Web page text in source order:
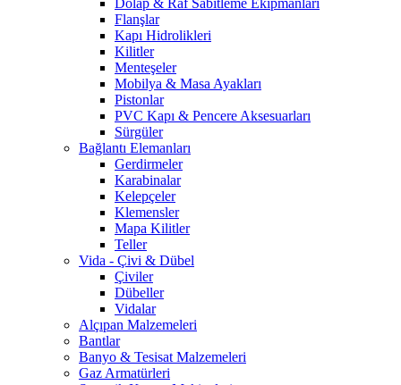
Dolap & Raf Sabitleme Ekipmanları
Flanşlar
Kapı Hidrolikleri
Kilitler
Menteşeler
Mobilya & Masa Ayakları
Pistonlar
PVC Kapı & Pencere Aksesuarları
Sürgüler
Bağlantı Elemanları
Gerdirmeler
Karabinalar
Kelepçeler
Klemensler
Mapa Kilitler
Teller
Vida - Çivi & Dübel
Çiviler
Dübeller
Vidalar
Alçıpan Malzemeleri
Bantlar
Banyo & Tesisat Malzemeleri
Gaz Armatürleri